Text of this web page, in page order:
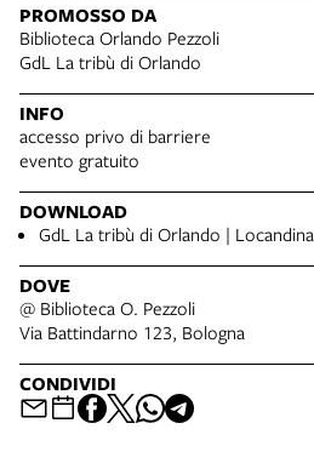
PROMOSSO DA
Biblioteca Orlando Pezzoli
GdL La tribù di Orlando
INFO
accesso privo di barriere
evento gratuito
DOWNLOAD
GdL La tribù di Orlando | Locandina
DOVE
@ Biblioteca O. Pezzoli
Via Battindarno 123, Bologna
CONDIVIDI